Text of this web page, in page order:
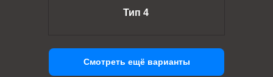
Тип 4
Смотреть ещё варианты